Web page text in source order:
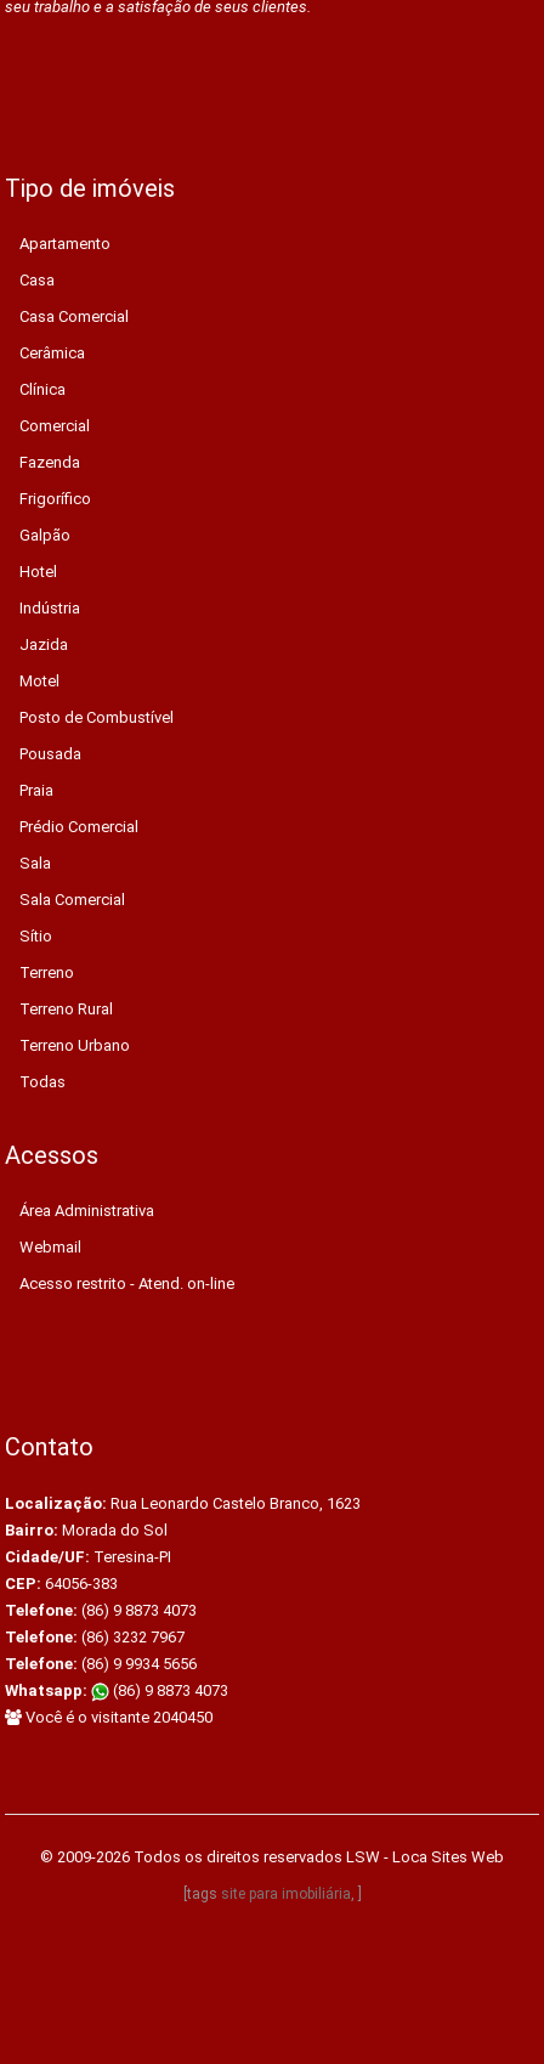
seu trabalho e a satisfação de seus clientes.
Tipo de imóveis
Apartamento
Casa
Casa Comercial
Cerâmica
Clínica
Comercial
Fazenda
Frigorífico
Galpão
Hotel
Indústria
Jazida
Motel
Posto de Combustível
Pousada
Praia
Prédio Comercial
Sala
Sala Comercial
Sítio
Terreno
Terreno Rural
Terreno Urbano
Todas
Acessos
Área Administrativa
Webmail
Acesso restrito - Atend. on-line
Contato
Localização: Rua Leonardo Castelo Branco, 1623
Bairro: Morada do Sol
Cidade/UF: Teresina-PI
CEP: 64056-383
Telefone: (86) 9 8873 4073
Telefone: (86) 3232 7967
Telefone: (86) 9 9934 5656
Whatsapp:
(86) 9 8873 4073
Você é o visitante 2040450
© 2009-2026 Todos os direitos reservados LSW - Loca Sites Web
[tags site para imobiliária, ]